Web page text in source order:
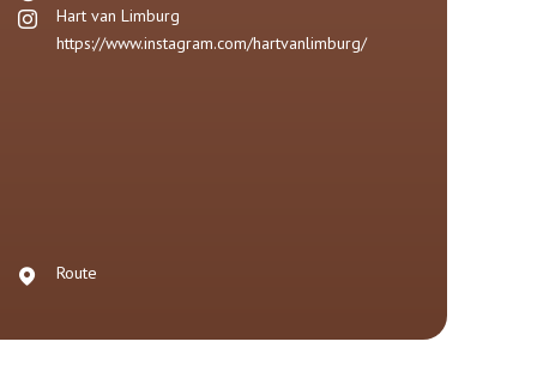
Hart van Limburg
https://www.instagram.com/hartvanlimburg/
Route